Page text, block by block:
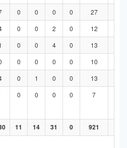
0 0 0 0 27
0 0 2 0 12
0 0 4 0 13
0 0 0 0 10
0 1 0 0 13
0 0 0 0 7
11 14 31 0 921